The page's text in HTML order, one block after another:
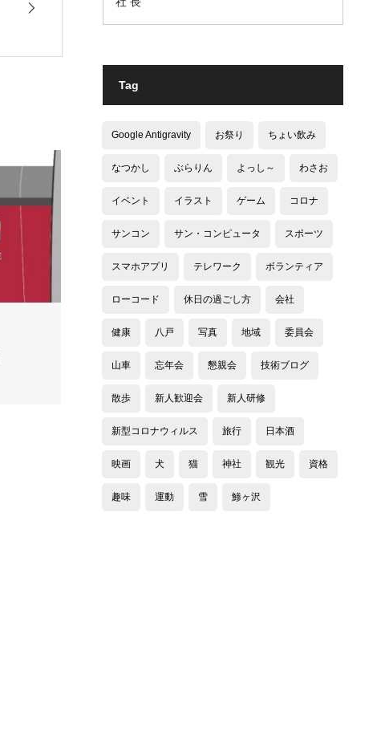
Tag
Google Antigravity お祭り ちょい飲み
なつかし ぶらりん よっし～ わさお
イベント イラスト ゲーム コロナ
サンコン サン・コンピュータ スポーツ
スマホアプリ テレワーク ボランティア
ローコード 休日の過ごし方 会社
健康 八戸 写真 地域 委員会
山車 忘年会 懇親会 技術ブログ
散歩 新人歓迎会 新人研修
新型コロナウィルス 旅行 日本酒
映画 犬 猫 神社 観光 資格
趣味 運動 雪 鯵ヶ沢